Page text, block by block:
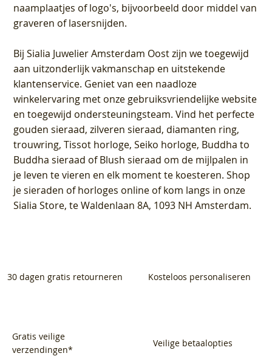
naamplaatjes of logo's, bijvoorbeeld door middel van
graveren of lasersnijden.
BijSialia Juwelier Amsterdam Oostzijn we toegewijd
aan uitzonderlijk vakmanschap en uitstekende
klantenservice. Geniet van een naadloze
winkelervaring met onze gebruiksvriendelijke website
en toegewijd ondersteuningsteam. Vind het perfecte
gouden sieraad, zilveren sieraad, diamanten ring,
trouwring, Tissot horloge, Seiko horloge, Buddha to
Buddha sieraad of Blush sieraad om de mijlpalen in
je leven te vieren en elk moment te koesteren. Shop
je sieraden of horloges online of kom langs in onze
Sialia Store, te Waldenlaan 8A, 1093 NH Amsterdam.
30 dagen gratis retourneren Kosteloos personaliseren
Gratis veilige
verzendingen*
Veilige betaalopties